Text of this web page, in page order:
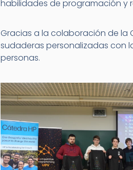
habilidades de programación y
Gracias a la colaboración de la
sudaderas personalizadas con
personas.